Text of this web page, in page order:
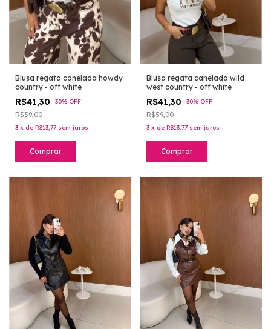
Blusa regata canelada howdy
country - off white
R$41,30 -30% OFF
R$59,00
3 x de R$13,77 sem juros
Comprar
Blusa regata canelada wild
west country - off white
R$41,30 -30% OFF
R$59,00
3 x de R$13,77 sem juros
Comprar